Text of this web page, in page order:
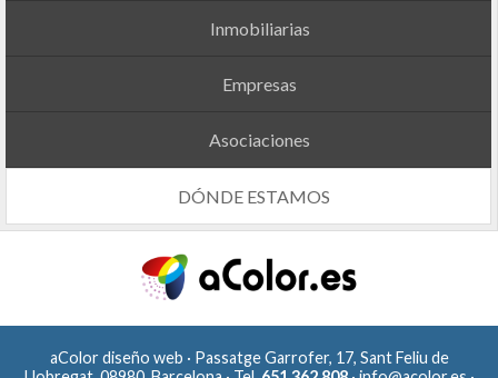
Inmobiliarias
Empresas
Asociaciones
DÓNDE ESTAMOS
aColor diseño web · Passatge Garrofer, 17, Sant Feliu de